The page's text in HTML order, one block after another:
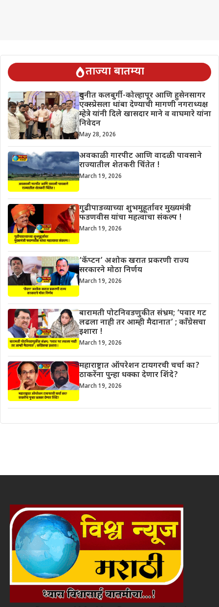
ताज्या बातम्या
दुधनीत कलबुर्गी-कोल्हापूर आणि हुसेनसागर
एक्स्प्रेसला थांबा देण्याची मागणी नगराध्यक्ष
म्हेत्रे यांनी दिले खासदार माने व वाघमारे यांना
निवेदन
May 28, 2026
अवकाळी गारपीट आणि वादळी पावसाने
राज्यातील शेतकरी चिंतेत !
March 19, 2026
गुढीपाडव्याच्या शुभमुहूर्तावर मुख्यमंत्री
फडणवीस यांचा महत्वाचा संकल्प !
March 19, 2026
‘कॅप्टन’ अशोक खरात प्रकरणी राज्य
सरकारने मोठा निर्णय
March 19, 2026
बारामती पोटनिवडणुकीत संभ्रम; ‘पवार गट
लढला नाही तर आम्ही मैदानात’ ; काँग्रेसचा
इशारा !
March 19, 2026
महाराष्ट्रात ऑपरेशन टायगरची चर्चा का?
ठाकरेंना पुन्हा धक्का देणार शिंदे?
March 19, 2026